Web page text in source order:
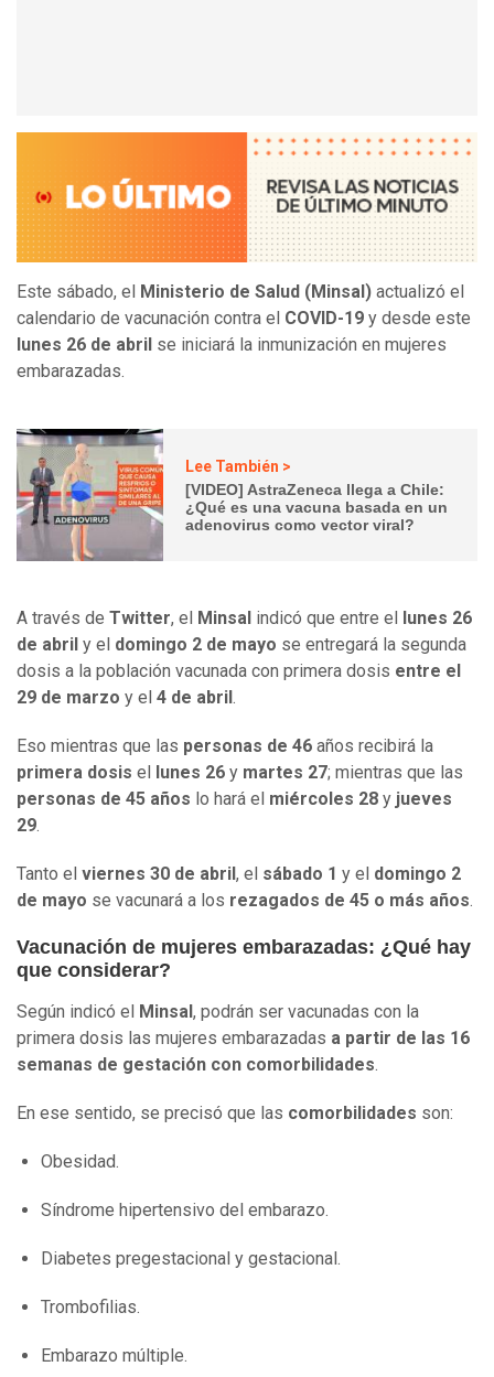
Este sábado, el Ministerio de Salud (Minsal) actualizó el
calendario de vacunación contra el COVID-19 y desde este
lunes 26 de abril se iniciará la inmunización en mujeres
embarazadas.
Lee También >
[VIDEO] AstraZeneca llega a Chile:
¿Qué es una vacuna basada en un
adenovirus como vector viral?
A través de Twitter, el Minsal indicó que entre el
lunes 26
de abril y el domingo 2 de mayo se entregará la segunda
dosis a la población vacunada con primera dosis entre el
29 de marzo y el 4 de abril .
Eso mientras que las personas de 46 años recibirá la
primera dosis el lunes 26 y martes 27; mientras que las
personas de 45 años lo hará el miércoles 28 y jueves
29.
Tanto el viernes 30 de abril , el sábado 1 y el domingo 2
de mayo se vacunará a los rezagados de 45 o más años.
Vacunación de mujeres embarazadas: ¿Qué hay
que considerar?
Según indicó el Minsal , podrán ser vacunadas con la
primera dosis las mujeres embarazadas a partir de las 16
semanas de gestación con comorbilidades.
En ese sentido, se precisó que las comorbilidades son:
Obesidad.
Síndrome hipertensivo del embarazo.
Diabetes pregestacional y gestacional.
Trombofilias.
Embarazo múltiple.